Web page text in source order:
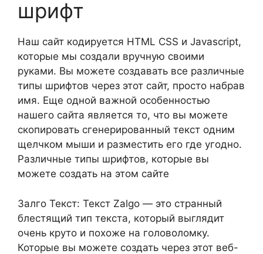
шрифт
Наш сайт кодируется HTML CSS и Javascript,
которые мы создали вручную своими
руками. Вы можете создавать все различные
типы шрифтов через этот сайт, просто набрав
имя. Еще одной важной особенностью
нашего сайта является то, что вы можете
скопировать сгенерированный текст одним
щелчком мыши и разместить его где угодно.
Различные типы шрифтов, которые вы
можете создать на этом сайте
Залго Текст: Текст Zalgo — это странный
блестящий тип текста, который выглядит
очень круто и похоже на головоломку.
Которые вы можете создать через этот веб-